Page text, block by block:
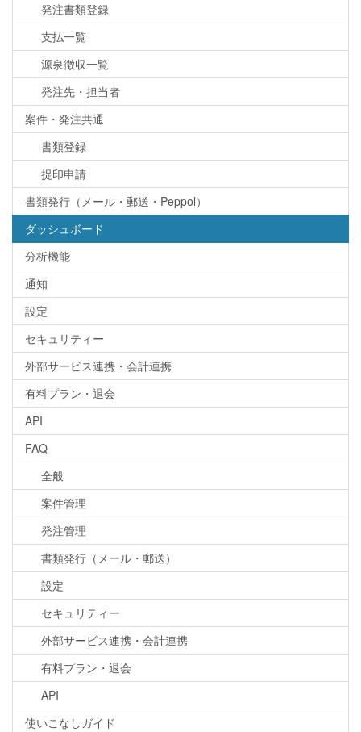
発注書類登録
支払一覧
源泉徴収一覧
発注先・担当者
案件・発注共通
書類登録
捉印申請
書類発行（メール・郵送・Peppol）
ダッシュボード
分析機能
通知
設定
セキュリティー
外部サービス連携・会計連携
有料プラン・退会
API
FAQ
全般
案件管理
発注管理
書類発行（メール・郵送）
設定
セキュリティー
外部サービス連携・会計連携
有料プラン・退会
API
使いこなしガイド